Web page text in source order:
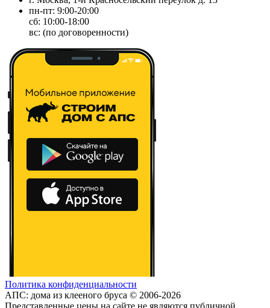
пн-пт: 9:00-20:00
сб: 10:00-18:00
вс: (по договоренности)
Политика конфиденциальности
АПС: дома из клееного бруса © 2006-2026